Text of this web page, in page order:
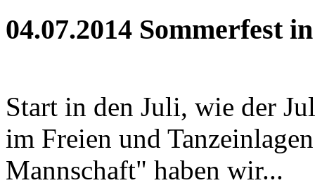
04.07.2014 Sommerfest
Start in den Juli, wie der
im Freien und
Mannschaft" haben wir...